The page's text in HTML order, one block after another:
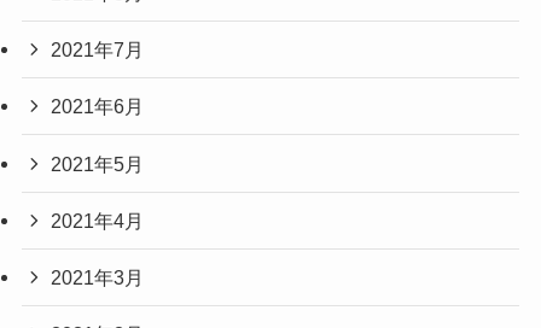
2021年7月
2021年6月
2021年5月
2021年4月
2021年3月